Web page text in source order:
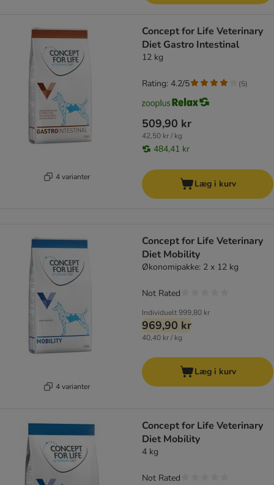
4 varianter
Concept for Life Veterinary
Diet Gastro Intestinal
12 kg
509,90 kr
42,50 kr / kg
484,41 kr
Rating: 4.2/5 (5)
Læg i kurv
4 varianter
Concept for Life Veterinary
Diet Mobility
Økonomipakke: 2 x 12 kg
Individuelt999,80 kr
969,90 kr
40,40 kr / kg
Not Rated
Læg i kurv
Concept for Life Veterinary
Diet Mobility
4 kg
Not Rated